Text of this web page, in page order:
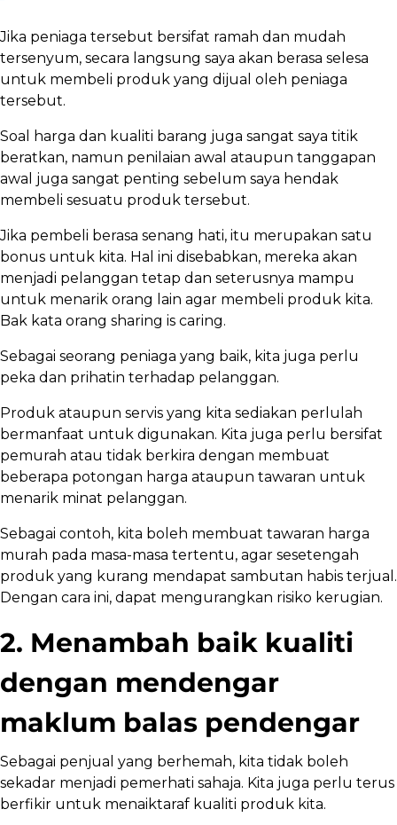
Jika peniaga tersebut bersifat ramah dan mudah
tersenyum, secara langsung saya akan berasa selesa
untuk membeli produk yang dijual oleh peniaga
tersebut.
Soal harga dan kualiti barang juga sangat saya titik
beratkan, namun penilaian awal ataupun tanggapan
awal juga sangat penting sebelum saya hendak
membeli sesuatu produk tersebut.
Jika pembeli berasa senang hati, itu merupakan satu
bonus untuk kita. Hal ini disebabkan, mereka akan
menjadi pelanggan tetap dan seterusnya mampu
untuk menarik orang lain agar membeli produk kita.
Bak kata orang sharing is caring.
Sebagai seorang peniaga yang baik, kita juga perlu
peka dan prihatin terhadap pelanggan.
Produk ataupun servis yang kita sediakan perlulah
bermanfaat untuk digunakan. Kita juga perlu bersifat
pemurah atau tidak berkira dengan membuat
beberapa potongan harga ataupun tawaran untuk
menarik minat pelanggan.
Sebagai contoh, kita boleh membuat tawaran harga
murah pada masa-masa tertentu, agar sesetengah
produk yang kurang mendapat sambutan habis terjual.
Dengan cara ini, dapat mengurangkan risiko kerugian.
2. Menambah baik kualiti
dengan mendengar
maklum balas pendengar
Sebagai penjual yang berhemah, kita tidak boleh
sekadar menjadi pemerhati sahaja. Kita juga perlu terus
berfikir untuk menaiktaraf kualiti produk kita.